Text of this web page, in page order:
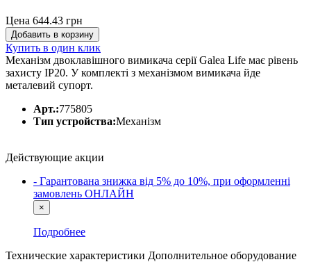
Цена 644.43 грн
Добавить в корзину
Купить в один клик
Механізм двоклавішного вимикача серії Galea Life має рівень
захисту IP20. У комплекті з механізмом вимикача йде
металевий супорт.
Арт.:775805
Тип устройства:Механізм
Действующие акции
- Гарантована знижка від 5% до 10%, при оформленні
замовлень ОНЛАЙН
×
Подробнее
Технические характеристики Дополнительное оборудование